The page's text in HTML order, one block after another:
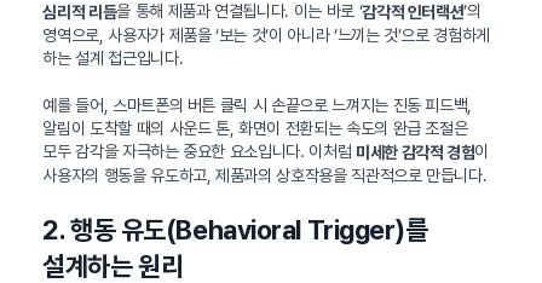
심리적 리듬을 통해 제품과 연결됩니다. 이는 바로 ‘감각적 인터랙션’의
영역으로, 사용자가 제품을 ‘보는 것’이 아니라 ‘느끼는 것’으로 경험하게
하는 설계 접근입니다.
예를 들어, 스마트폰의 버튼 클릭 시 손끝으로 느껴지는 진동 피드백,
알림이 도착할 때의 사운드 톤, 화면이 전환되는 속도의 완급 조절은
모두 감각을 자극하는 중요한 요소입니다. 이처럼 미세한 감각적 경험이
사용자의 행동을 유도하고, 제품과의 상호작용을 직관적으로 만듭니다.
2. 행동 유도(Behavioral Trigger)를
설계하는 원리